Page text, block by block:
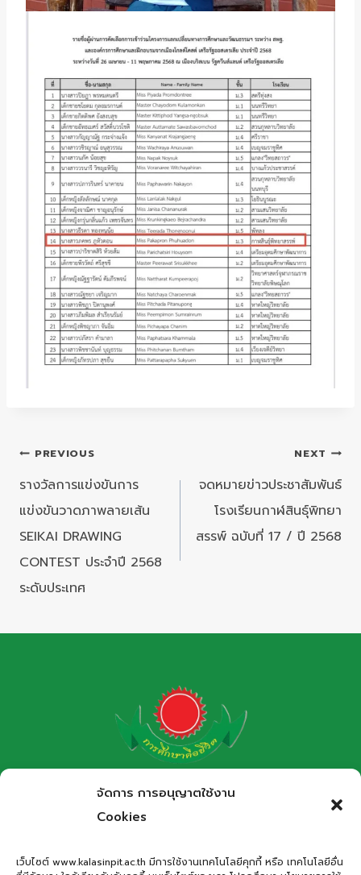
จัดการ การอนุญาตใช้งาน
Cookies
เว็บไซต์ www.kalasinpit.ac.th มีการใช้งานเทคโนโลยีคุกกี้ หรือ เทคโนโลยีอื่น
แนะแนว
เรื่อง
PREVIOUS
รางวัลการแข่งขันการ
แข่งขันวาดภาพลายเส้น
SEIKAI DRAWING
CONTEST ประจำปี 2568
ระดับประเทศ
NEXT
จดหมายข่าวประชาสัมพันธ์
โรงเรียนกาฬสินธุ์พิทยา
สรรพ์ ฉบับที่ 17 / ปี 2568
โรงเรียนกาฬสินธุ์พิทยาสรรพ์
สำนักงานเขตพื้นที่การศึกษามัธยมศึกษากาฬสินธุ์